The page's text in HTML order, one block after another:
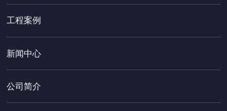
工程案例
新闻中心
公司简介